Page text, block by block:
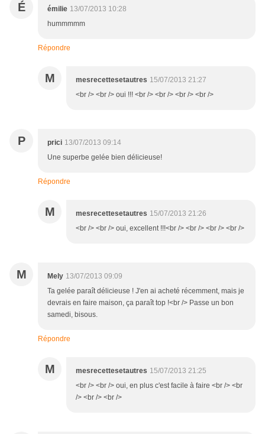
É émilie 13/07/2013 10:28
hummmmm
Répondre
M mesrecettesetautres 15/07/2013 21:27
<br /> <br /> oui !!! <br /> <br /> <br /> <br />
P prici 13/07/2013 09:14
Une superbe gelée bien délicieuse!
Répondre
M mesrecettesetautres 15/07/2013 21:26
<br /> <br /> oui, excellent !!!<br /> <br /> <br /> <br />
M Mely 13/07/2013 09:09
Ta gelée paraît délicieuse ! J'en ai acheté récemment, mais je
devrais en faire maison, ça paraît top !<br /> Passe un bon
samedi, bisous.
Répondre
M mesrecettesetautres 15/07/2013 21:25
<br /> <br /> oui, en plus c'est facile à faire <br /> <br
/> <br /> <br />